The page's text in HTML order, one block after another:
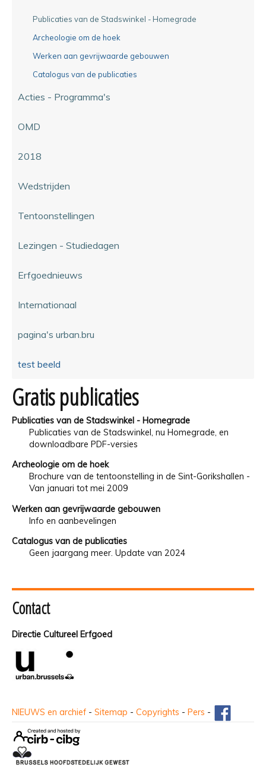
Publicaties van de Stadswinkel - Homegrade
Archeologie om de hoek
Werken aan gevrijwaarde gebouwen
Catalogus van de publicaties
Acties - Programma's
OMD
2018
Wedstrijden
Tentoonstellingen
Lezingen - Studiedagen
Erfgoednieuws
Internationaal
pagina's urban.bru
test beeld
Gratis publicaties
Publicaties van de Stadswinkel - Homegrade
Publicaties van de Stadswinkel, nu Homegrade, en
downloadbare PDF-versies
Archeologie om de hoek
Brochure van de tentoonstelling in de Sint-Gorikshallen -
Van januari tot mei 2009
Werken aan gevrijwaarde gebouwen
Info en aanbevelingen
Catalogus van de publicaties
Geen jaargang meer. Update van 2024
Contact
Directie Cultureel Erfgoed
NIEUWS en archief - Sitemap - Copyrights - Pers -